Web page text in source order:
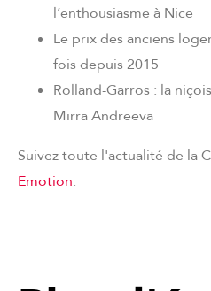
l’enthousiasme à Nice
Le prix des anciens
fois depuis 2015
Rolland-Garros : la
Mirra Andreeva
Suivez toute l'actualité de la
Emotion.